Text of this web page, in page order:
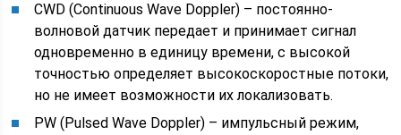
CWD (Continuous Wave Doppler) – постоянно-
волновой датчик передает и принимает сигнал
одновременно в единицу времени, с высокой
точностью определяет высокоскоростные потоки,
но не имеет возможности их локализовать.
PW (Pulsed Wave Doppler) – импульсный режим,